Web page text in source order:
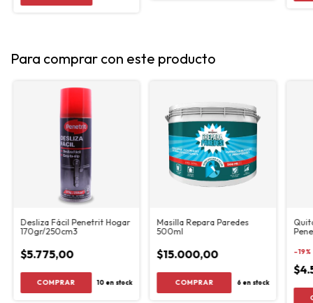
Para comprar con este producto
Desliza Fácil Penetrit Hogar
170gr/250cm3
$5.775,00
10en stock
Masilla Repara Paredes
500ml
$15.000,00
6en stock
-19%